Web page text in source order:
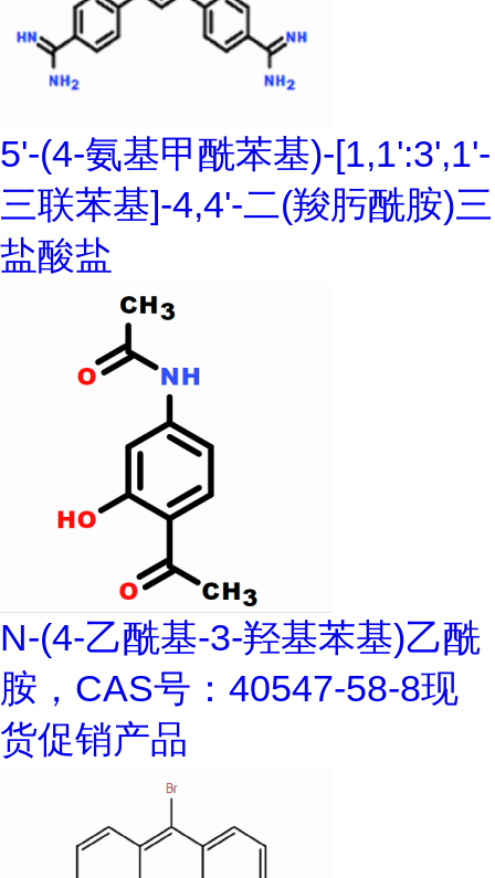
5'-(4-氨基甲酰苯基)-[1,1':3',1'-
三联苯基]-4,4'-二(羧肟酰胺)三
盐酸盐
N-(4-乙酰基-3-羟基苯基)乙酰
胺，CAS号：40547-58-8现
货促销产品